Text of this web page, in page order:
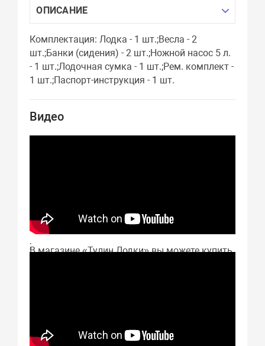
ОПИСАНИЕ
Комплектация: Лодка - 1 шт.;Весла - 2
шт.;Банки (сидения) - 2 шт.;Ножной насос 5 л.
- 1 шт.;Лодочная сумка - 1 шт.;Рем. комплект -
1 шт.;Паспорт-инструкция - 1 шт.
Видео
;В магазине «Тулин Лодки» вы можете купить
Астрахани, просто оформите заказ у нас в